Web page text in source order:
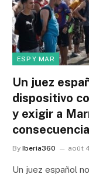
ESP Y MAR
Un juez
dispositivo
y exigir a
By Iberia360 août
Un juez español